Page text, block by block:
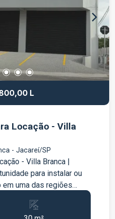
busca um espaço
e pronto para receber
visita.
L
Locação - Villa
- Jacareí/SP
- Villa Branca |
em uma das regiões
30
um ambiente amplo,